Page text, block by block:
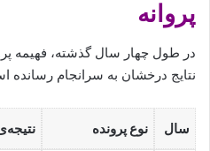
پروانه
در طول چهار سال گذشته، فهیمه
نتایج درخشان به سرانجام رسانده
سال نوع پرونده